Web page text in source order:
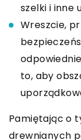
szelki i inne
Wreszcie,
to, aby
Pamiętając o
drewnianych